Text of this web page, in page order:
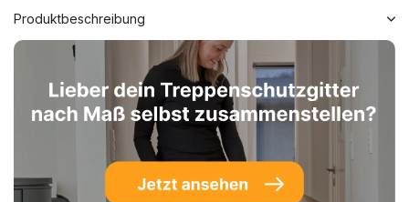
Produktbeschreibung